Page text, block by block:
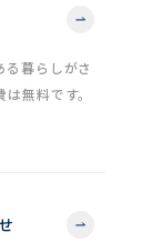
暮らしがさ
無料です。